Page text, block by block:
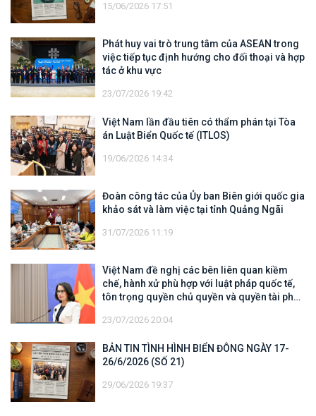
15/06/2026 17:51
Phát huy vai trò trung tâm của ASEAN trong
việc tiếp tục định hướng cho đối thoại và hợp
tác ở khu vực
23/07/2026 19:42
Việt Nam lần đầu tiên có thẩm phán tại Tòa
án Luật Biển Quốc tế (ITLOS)
19/06/2026 14:34
Đoàn công tác của Ủy ban Biên giới quốc gia
khảo sát và làm việc tại tỉnh Quảng Ngãi
31/07/2026 11:19
Việt Nam đề nghị các bên liên quan kiềm
chế, hành xử phù hợp với luật pháp quốc tế,
tôn trọng quyền chủ quyền và quyền tài phán
địa của quốc gia ven biển
23/07/2026 20:04
BẢN TIN TÌNH HÌNH BIỂN ĐÔNG NGÀY 17-
26/6/2026 (SỐ 21)
29/06/2026 19:37